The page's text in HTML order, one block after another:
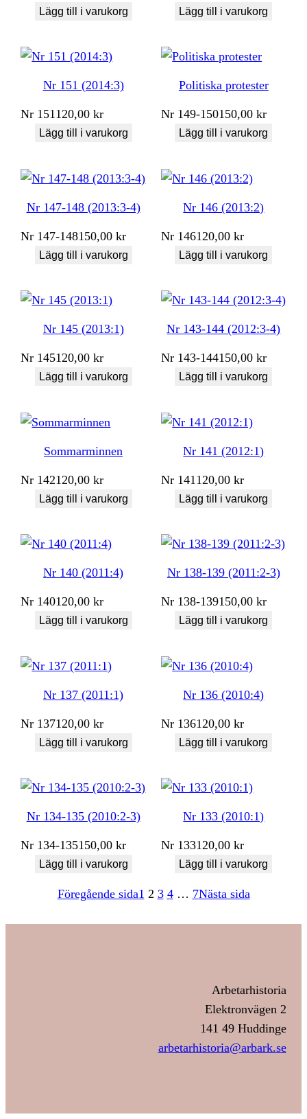
Lägg till i varukorg Lägg till i varukorg
Nr 151 (2014:3)
Nr 151120,00kr
Lägg till i varukorg
Politiska protester
Nr 149-150150,00kr
Lägg till i varukorg
Nr 147-148 (2013:3-4)
Nr 147-148150,00kr
Lägg till i varukorg
Nr 146 (2013:2)
Nr 146120,00kr
Lägg till i varukorg
Nr 145 (2013:1)
Nr 145120,00kr
Lägg till i varukorg
Nr 143-144 (2012:3-4)
Nr 143-144150,00kr
Lägg till i varukorg
Sommarminnen
Nr 142120,00kr
Lägg till i varukorg
Nr 141 (2012:1)
Nr 141 120,00kr
Lägg till i varukorg
Nr 140 (2011:4)
Nr 140120,00kr
Lägg till i varukorg
Nr 138-139 (2011:2-3)
Nr 138-139150,00kr
Lägg till i varukorg
Nr 137 (2011:1)
Nr 137120,00kr
Lägg till i varukorg
Nr 136 (2010:4)
Nr 136120,00kr
Lägg till i varukorg
Nr 134-135 (2010:2-3)
Nr 134-135150,00kr
Lägg till i varukorg
Nr 133 (2010:1)
Nr 133120,00kr
Lägg till i varukorg
Föregående sida1 2 3 4 … 7Nästa sida
Arbetarhistoria
Elektronvägen 2
141 49 Huddinge
arbetarhistoria@arbark.se